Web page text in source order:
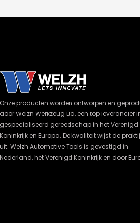
Onze producten worden ontworpen en
door Welzh Werkzeug Ltd, een top leverancier
gespecialiseerd gereedschap in het Verenigd
Koninkrijk en Europa. De kwaliteit wijst de
uit. Welzh Automotive Tools is gevestigd in
Nederland, het Verenigd Koninkrijk en door